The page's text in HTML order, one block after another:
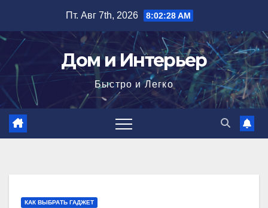
содержимому
Пт. Авг 7th, 2026 8:02:29 AM
Дом и Интерьер
Быстро и Легко
КАК ВЫБРАТЬ ГАДЖЕТ